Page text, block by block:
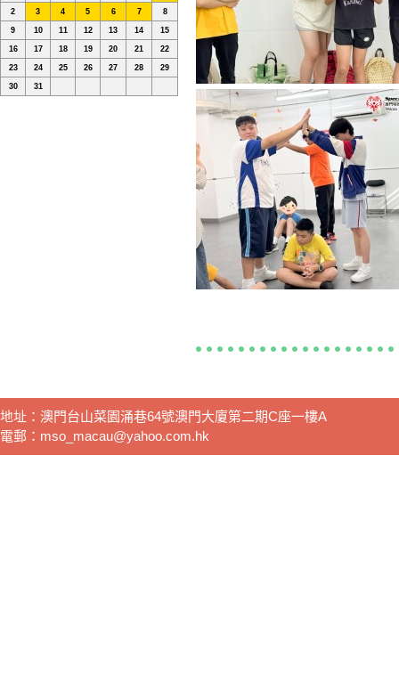
2 3 4 5 6 7 8
9 10 11 12 13 14 15
16 17 18 19 20 21 22
23 24 25 26 27 28 29
30 31
地址：澳門台山菜園涌巷64號澳門大廈第二期C座一樓A
電郵：mso_macau@yahoo.com.hk